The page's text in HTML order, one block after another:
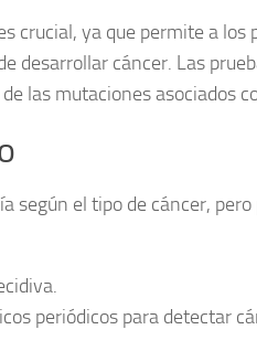
crucial, ya que permite a
desarrollar cáncer. Las
las mutaciones asociados
según el tipo de cáncer, pero
periódicos para detectar